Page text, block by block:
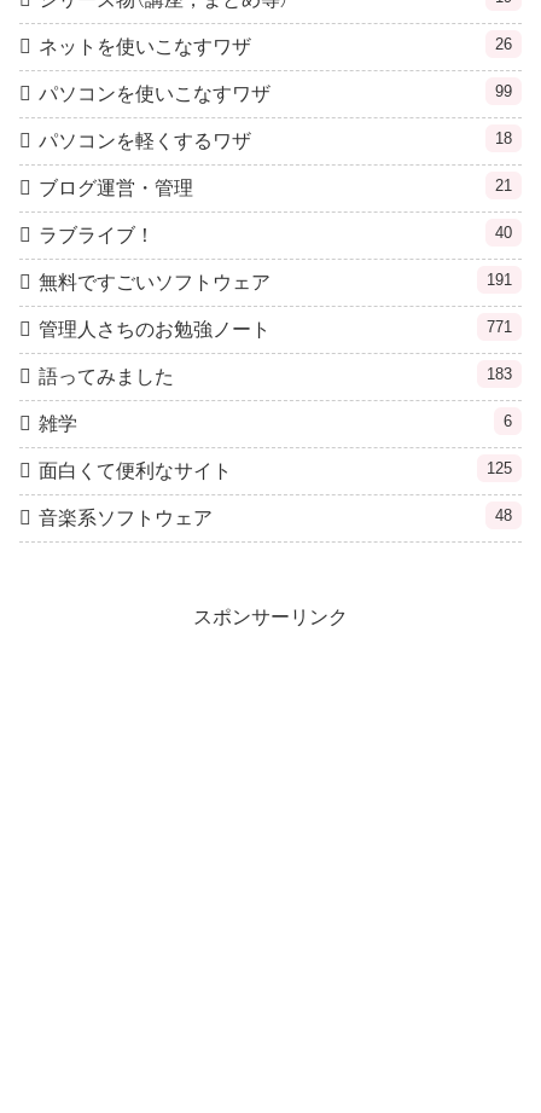
ネットを使いこなすワザ 26
パソコンを使いこなすワザ 99
パソコンを軽くするワザ 18
ブログ運営・管理 21
ラブライブ！ 40
無料ですごいソフトウェア 191
管理人さちのお勉強ノート 771
語ってみました 183
雑学 6
面白くて便利なサイト 125
音楽系ソフトウェア 48
スポンサーリンク